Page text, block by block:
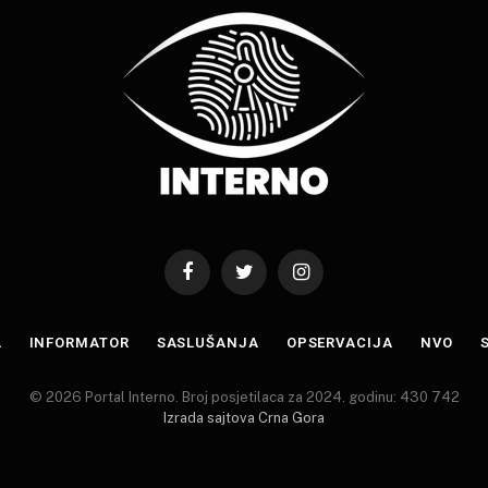
FacebookTwitter Instagram
INFORMATOR SASLUŠANJA OPSERVACIJA NVO
© 2026 Portal Interno. Broj posjetilaca za 2024. godinu: 430 742
Izrada sajtova Crna Gora